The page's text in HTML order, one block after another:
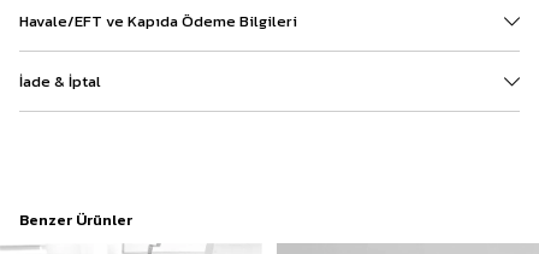
Havale/EFT ve Kapıda Ödeme Bilgileri
İade & İptal
Benzer Ürünler